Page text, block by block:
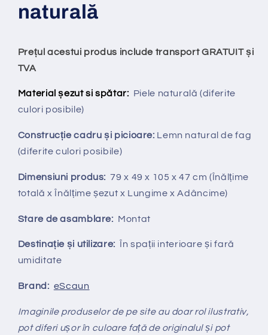
naturală
Prețul acestui produs include transport GRATUIT și
TVA
Material șezut si spătar: Piele naturală(diferite
culori posibile)
Construcție cadru și picioare: Lemn natural de fag
(diferite culori posibile)
Dimensiuni produs: 79 x 49 x 105 x 47 cm (Înălțime
totală x Înălțime șezut x Lungime x Adâncime)
Stare de asamblare: Montat
Destinație și utilizare: În spații interioare și fară
umiditate
Brand: eScaun
Imaginile produselor de pe site au doar rol ilustrativ,
pot diferi ușor în culoare față de originalul și pot